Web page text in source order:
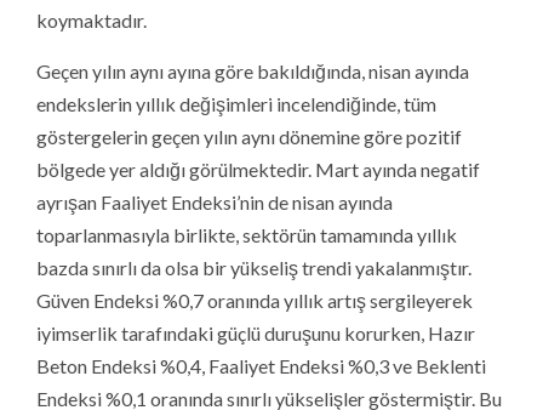
koymaktadır.
Geçen yılın aynı ayına göre bakıldığında, nisan ayında
endekslerin yıllık değişimleri incelendiğinde, tüm
göstergelerin geçen yılın aynı dönemine göre pozitif
bölgede yer aldığı görülmektedir. Mart ayında negatif
ayrışan Faaliyet Endeksi’nin de nisan ayında
toparlanmasıyla birlikte, sektörün tamamında yıllık
bazda sınırlı da olsa bir yükseliş trendi yakalanmıştır.
Güven Endeksi %0,7 oranında yıllık artış sergileyerek
iyimserlik tarafındaki güçlü duruşunu korurken, Hazır
Beton Endeksi %0,4, Faaliyet Endeksi %0,3 ve Beklenti
Endeksi %0,1 oranında sınırlı yükselişler göstermiştir. Bu